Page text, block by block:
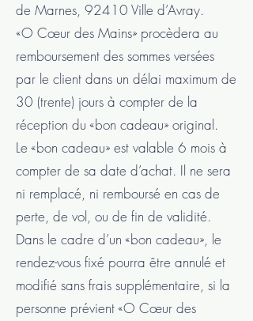
de Marnes, 92410 Ville d’Avray.
«O Cœur des Mains» procèdera au
remboursement des sommes versées
par le client dans un délai maximum de
30 (trente) jours à compter de la
réception du «bon cadeau» original.
Le «bon cadeau» est valable 6 mois à
compter de sa date d’achat. Il ne sera
ni remplacé, ni remboursé en cas de
perte, de vol, ou de fin de validité.
Dans le cadre d’un «bon cadeau», le
rendez-vous fixé pourra être annulé et
modifié sans frais supplémentaire, si la
personne prévient «O Cœur des